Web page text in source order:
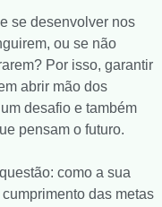
se desenvolver nos
ou se não
Por isso, garantir
abrir mão dos
desafio e também
pensam o futuro.
como a sua
das metas